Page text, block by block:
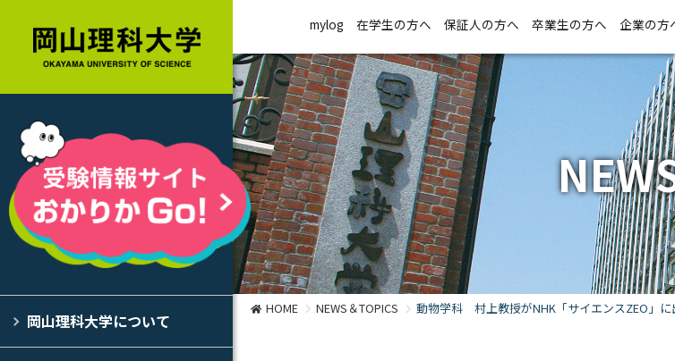
岡山理科大学について
mylog 在学生の方へ 保証人の方へ 卒業生の方へ 企業の方
HOME NEWS＆TOPICS 動物学科 村上教授がNHK「サイエンスZEO」に